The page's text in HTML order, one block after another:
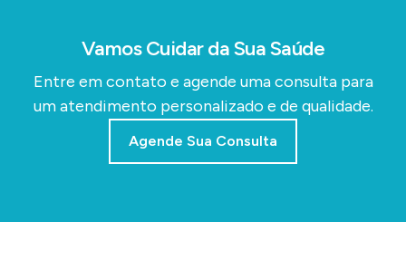
Vamos Cuidar da Sua Saúde
Entre em contato e agende uma consulta para
um atendimento personalizado e de qualidade.
Agende Sua Consulta